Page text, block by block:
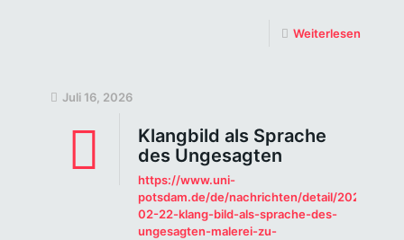
Weiterlesen
Juli 16, 2026
Klangbild als Sprache
des Ungesagten
https://www.uni-
potsdam.de/de/nachrichten/detail/2024-
02-22-klang-bild-als-sprache-des-
ungesagten-malerei-zu-